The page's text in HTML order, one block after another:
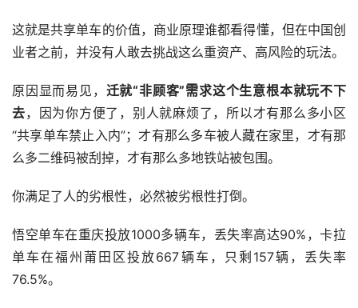
这就是共享单车的价值，商业原理谁都看得懂，但在中国创
业者之前，并没有人敢去挑战这么重资产、高风险的玩法。
原因显而易见， 迁就“非顾客”需求这个生意根本就玩不下
去，因为你方便了，别人就麻烦了，所以才有那么多小区
“共享单车禁止入内”；才有那么多车被人藏在家里，才有那
么多二维码被刮掉，才有那么多地铁站被包围。
你满足了人的劣根性，必然被劣根性打倒。
悟空单车在重庆投放1000多辆车，丢失率高达90%，卡拉
单车在福州莆田区投放667辆车，只剩157辆，丢失率
76.5%。